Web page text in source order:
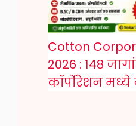
Cotton
2026 : १४८
कॉर्पोरेशन मध्ये